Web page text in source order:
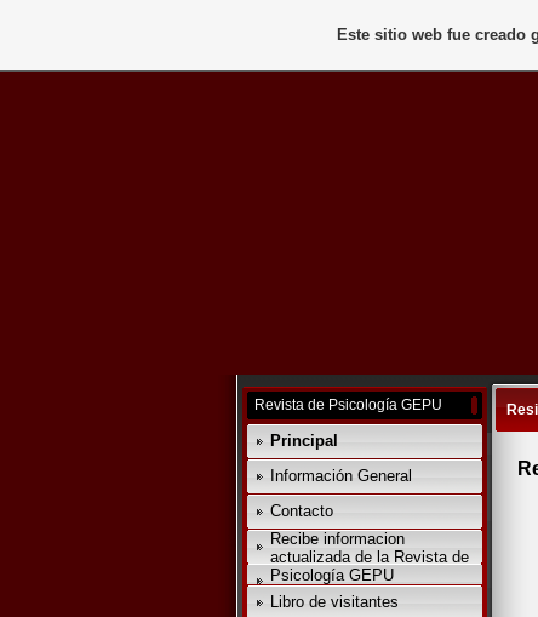
Revista de Psicología GEPU
Principal
Información General
Contacto
Recibe informacion
actualizada de la Revista de
Psicología GEPU
Libro de visitantes
Este sitio web fue creado